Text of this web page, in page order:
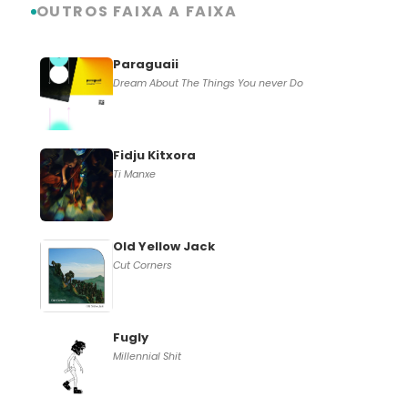
OUTROS FAIXA A FAIXA
Paraguaii
Dream About The Things You never Do
Fidju Kitxora
Ti Manxe
Old Yellow Jack
Cut Corners
Fugly
Millennial Shit